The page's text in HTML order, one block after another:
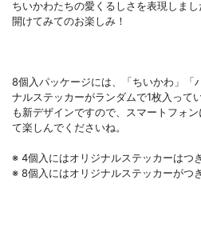
ちいかわたちの愛くるしさを表現しま
開けてみてのお楽しみ！
8個入パッケージには、「ちいかわ」「
ナルステッカーがランダムで1枚入って
も新デザインですので、スマートフォ
て楽しんでくださいね。
※ 4個入にはオリジナルステッカーはつ
※ 8個入にはオリジナルステッカーがつ